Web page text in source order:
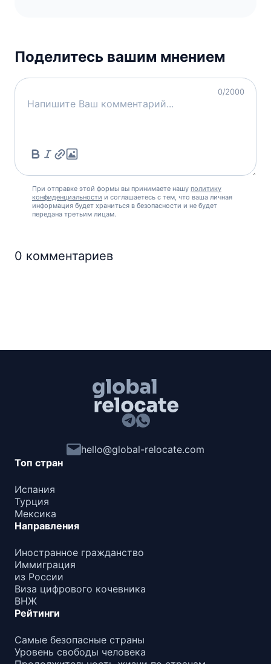
Поделитесь вашим мнением
0/2000
При отправке этой формы вы принимаете нашу политику
конфиденциальности и соглашаетесь с тем, что ваша личная
информация будет храниться в безопасности и не будет
передана третьим лицам.
0 комментариев
hello@global-relocate.com
Топ стран
Испания
Турция
Мексика
Направления
Иностранное гражданство
Иммиграция
из России
Виза цифрового кочевника
ВНЖ
Рейтинги
Самые безопасные страны
Уровень свободы человека